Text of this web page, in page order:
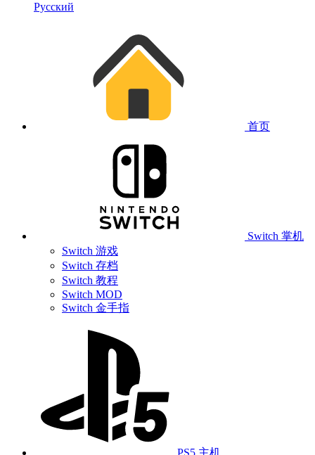
Русский
首页
Switch 掌机
Switch 游戏
Switch 存档
Switch 教程
Switch MOD
Switch 金手指